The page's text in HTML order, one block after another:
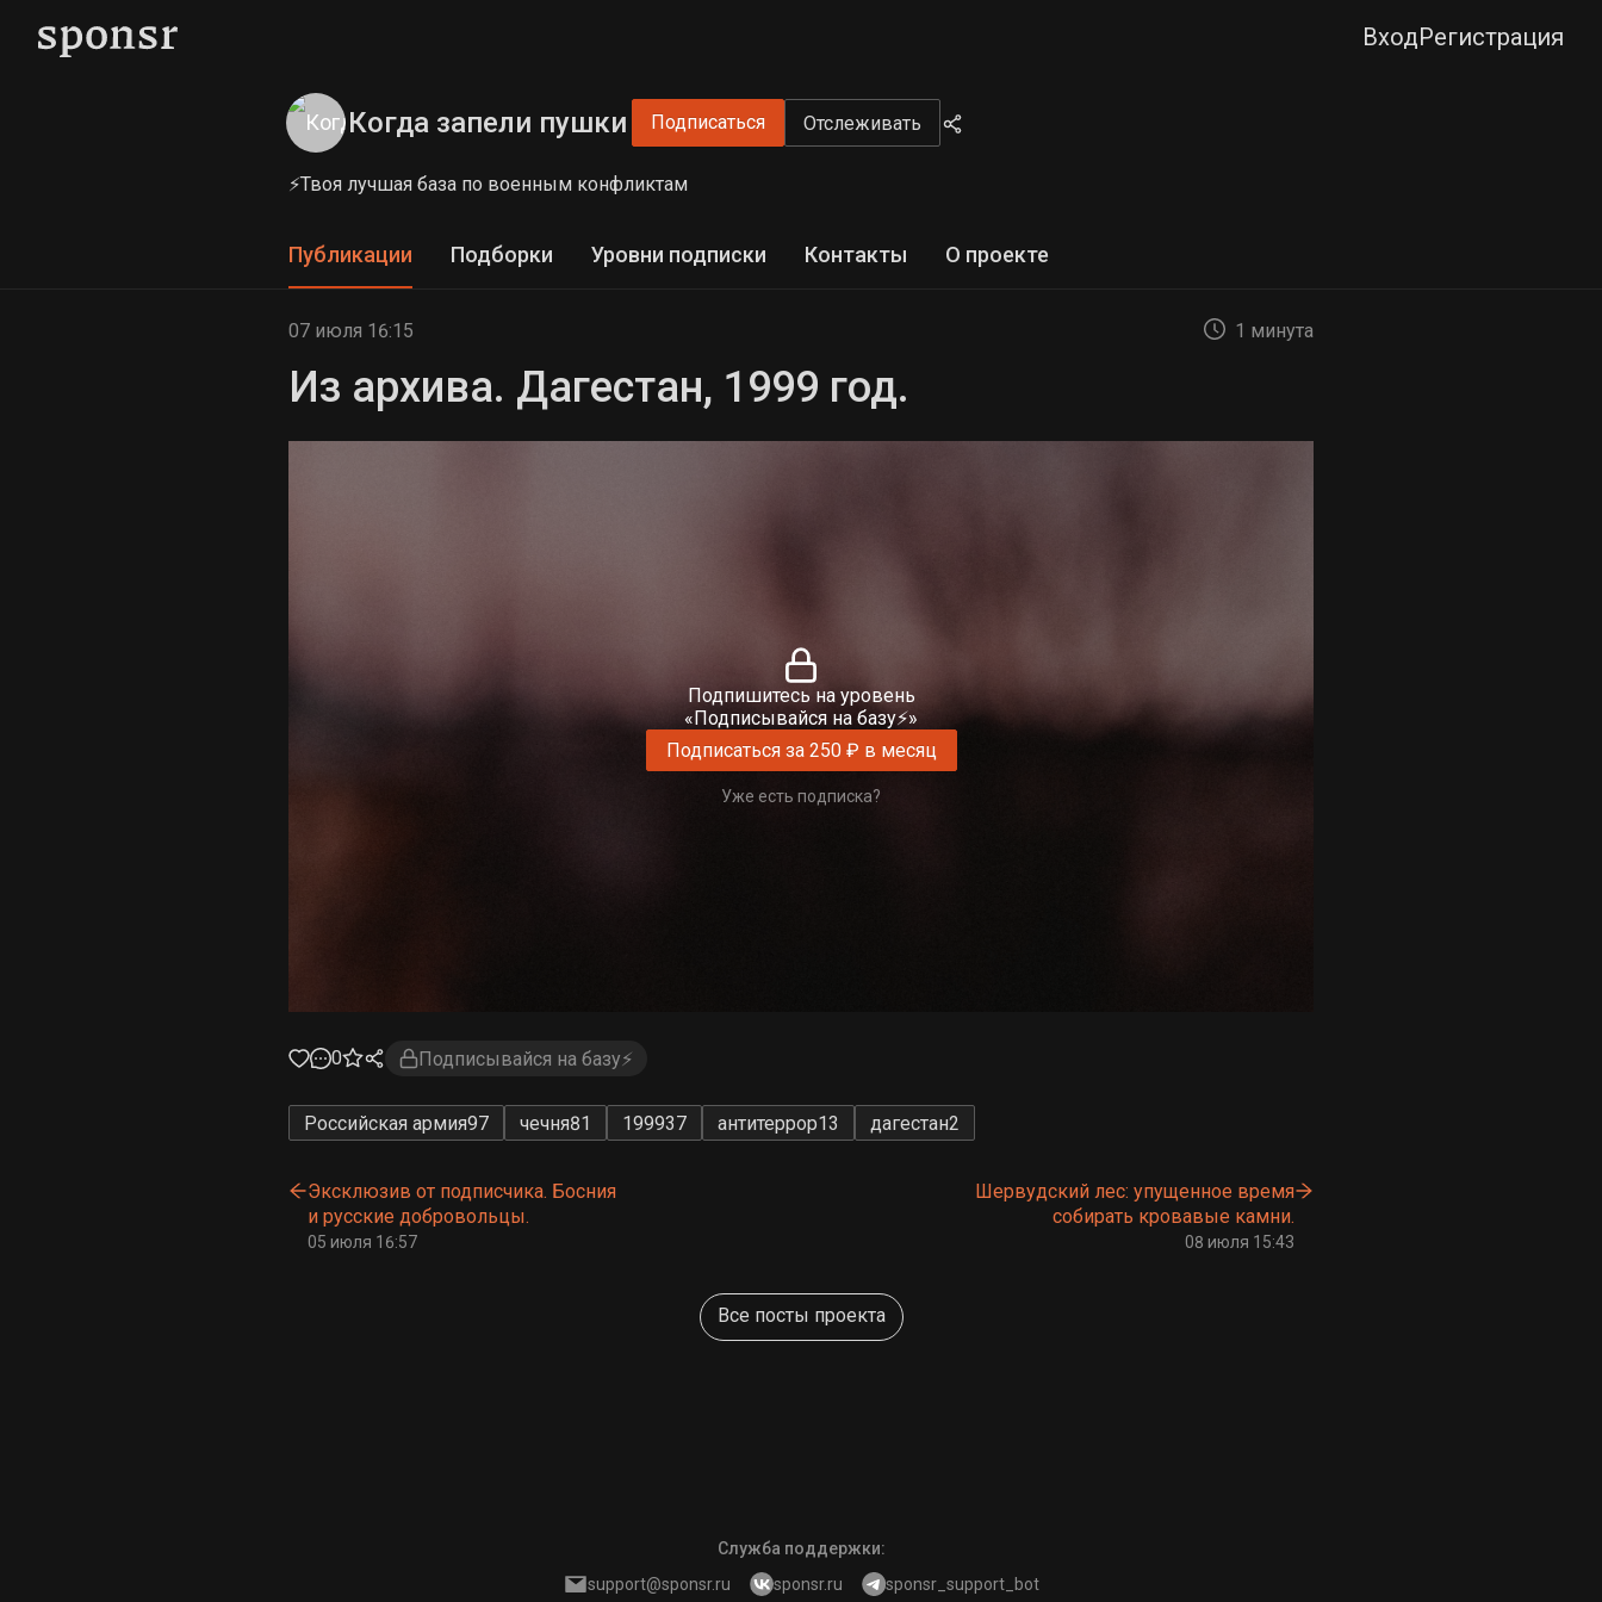
ВходРегистрация
Когда запели пушки Подписаться Отслеживать
⚡Твоя лучшая база по военным конфликтам
Публикации Подборки Уровни подписки Контакты О проекте
07 июля 16:15 1 минута
Из архива. Дагестан, 1999 год.
Подпишитесь на уровень
«Подписывайся на базу⚡»
Подписаться за 250 ₽ в месяц
Уже есть подписка?
0 Подписывайся на базу⚡
Российская армия97 чечня81 199937 антитеррор13 дагестан2
Эксклюзив от подписчика. Босния
и русские добровольцы.
05 июля 16:57
Шервудский лес: упущенное время
собирать кровавые камни.
08 июля 15:43
Все посты проекта
Служба поддержки:
support@sponsr.ru
sponsr.ru sponsr_support_bot